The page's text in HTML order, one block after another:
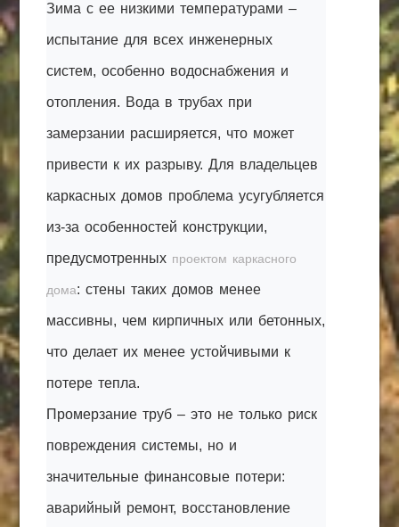
Зима с ее низкими температурами –
испытание для всех инженерных
систем, особенно водоснабжения и
отопления. Вода в трубах при
замерзании расширяется, что может
привести к их разрыву. Для владельцев
каркасных домов проблема усугубляется
из-за особенностей конструкции,
предусмотренных проектом каркасного
дома: стены таких домов менее
массивны, чем кирпичных или бетонных,
что делает их менее устойчивыми к
потере тепла.
Промерзание труб – это не только риск
повреждения системы, но и
значительные финансовые потери:
аварийный ремонт, восстановление